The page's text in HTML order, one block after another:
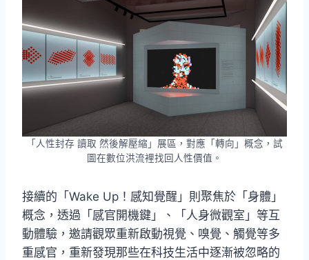
「人性封存 讀取 然後解壓縮」展區，對應「轉向」概念，試
圖在數位洪流裡找回人性價值。
接續的「Wake Up！感知覺醒」則聚焦於「身體」
概念，透過「感官開機鍵」、「人身微觀室」等互
動體驗，邀請觀眾重新啟動視覺、嗅覺、觸覺等多
重感官，重新發現那些在科技生活中逐漸被忽略的